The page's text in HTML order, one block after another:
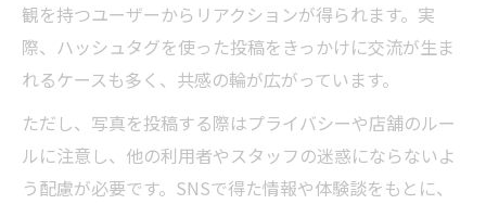
観を持つユーザーからリアクションが得られます。実
際、ハッシュタグを使った投稿をきっかけに交流が生ま
れるケースも多く、共感の輪が広がっています。
ただし、写真を投稿する際はプライバシーや店舗のルー
ルに注意し、他の利用者やスタッフの迷惑にならないよ
う配慮が必要です。SNSで得た情報や体験談をもとに、